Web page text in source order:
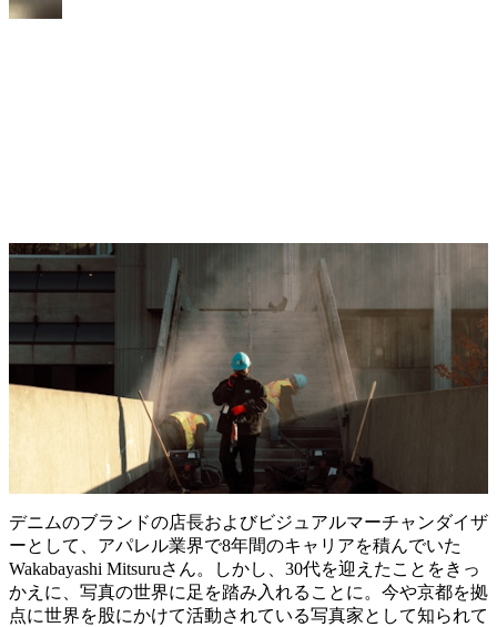
デニムのブランドの店長およびビジュアルマーチャンダイザ
ーとして、アパレル業界で8年間のキャリアを積んでいた
Wakabayashi Mitsuruさん。しかし、30代を迎えたことをきっ
かえに、写真の世界に足を踏み入れることに。今や京都を拠
点に世界を股にかけて活動されている写真家として知られて